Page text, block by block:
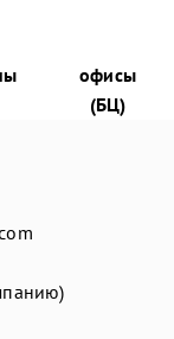
офисы
(БЦ)